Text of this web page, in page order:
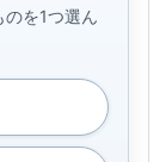
を1つ選ん